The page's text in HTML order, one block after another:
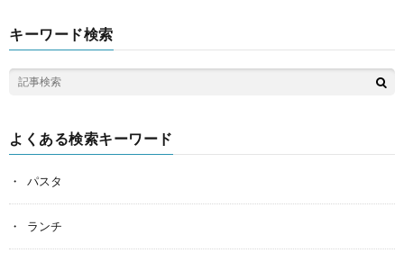
キーワード検索
よくある検索キーワード
パスタ
ランチ